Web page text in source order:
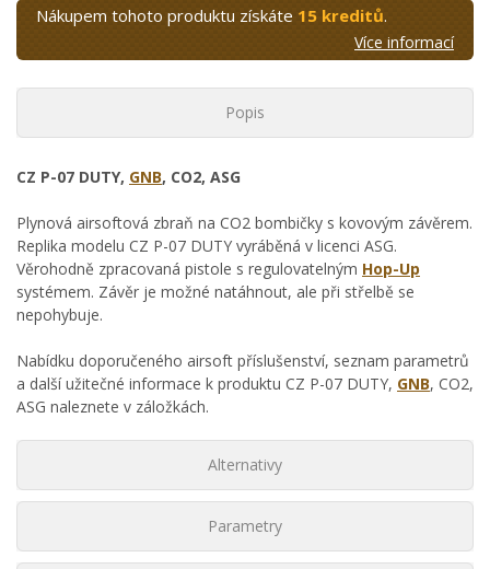
Nákupem tohoto produktu získáte 15 kreditů.
Více informací
Popis
CZ P-07 DUTY, GNB, CO2, ASG
Plynová airsoftová zbraň na CO2 bombičky s kovovým závěrem.
Replika modelu CZ P-07 DUTY vyráběná v licenci ASG.
Věrohodně zpracovaná pistole s regulovatelným Hop-Up
systémem. Závěr je možné natáhnout, ale při střelbě se
nepohybuje.
Nabídku doporučeného airsoft příslušenství, seznam parametrů
a další užitečné informace k produktu CZ P-07 DUTY, GNB, CO2,
ASG naleznete v záložkách.
Alternativy
Parametry